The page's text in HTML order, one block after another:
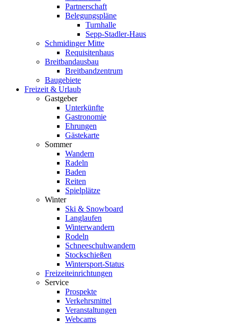
Partnerschaft
Belegungspläne
Turnhalle
Sepp-Stadler-Haus
Schmidinger Mitte
Requisitenhaus
Breitbandausbau
Breitbandzentrum
Baugebiete
Freizeit & Urlaub
Gastgeber
Unterkünfte
Gastronomie
Ehrungen
Gästekarte
Sommer
Wandern
Radeln
Baden
Reiten
Spielplätze
Winter
Ski & Snowboard
Langlaufen
Winterwandern
Rodeln
Schneeschuhwandern
Stockschießen
Wintersport-Status
Freizeit­einrichtungen
Service
Prospekte
Verkehrsmittel
Veranstaltungen
Webcams